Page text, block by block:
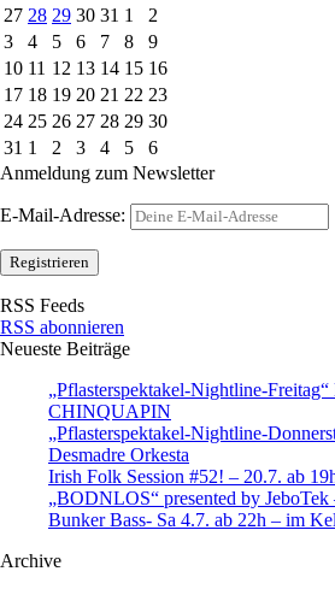
27 28 29 30 31 1
2
3
4 5 6 7 8
9
10 11 12 13 14 15 16
17 18 19 20 21 22 23
24 25 26 27 28 29 30
31 1 2 3 4 5
6
Anmeldung zum Newsletter
E-Mail-Adresse:
RSS Feeds
RSS abonnieren
Neueste Beiträge
„Pflasterspektakel-Nightline-
CHINQUAPIN
„Pflasterspektakel-Nightline-
Desmadre Orkesta
Irish Folk Session #52! – 20.7. ab
„BODNLOS“ presented by
Bunker Bass- Sa 4.7. ab 22h – im
Archive